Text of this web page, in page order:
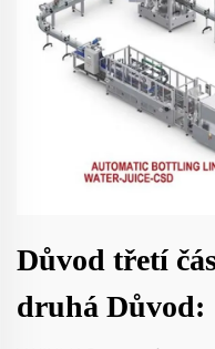
Důvod třetí
druhá Důvod: